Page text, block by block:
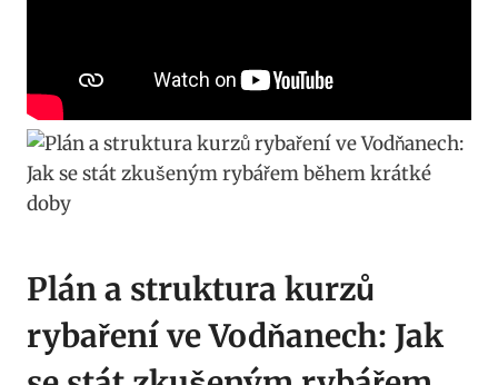
Plán a ​struktura kurzů
rybaření​ ve ⁢Vodňanech: Jak